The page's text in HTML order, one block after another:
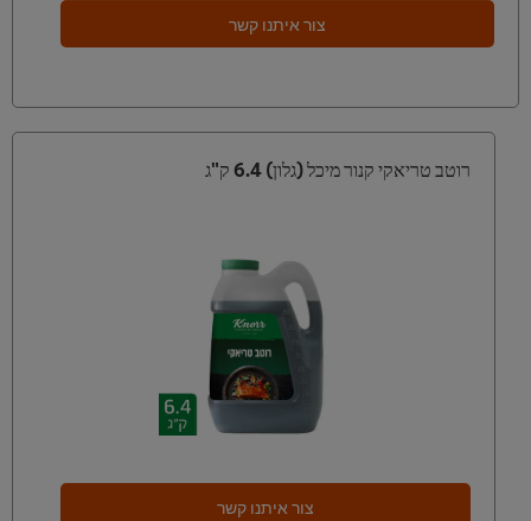
צור איתנו קשר
רוטב טריאקי קנור מיכל (גלון) 6.4 ק"ג
צור איתנו קשר